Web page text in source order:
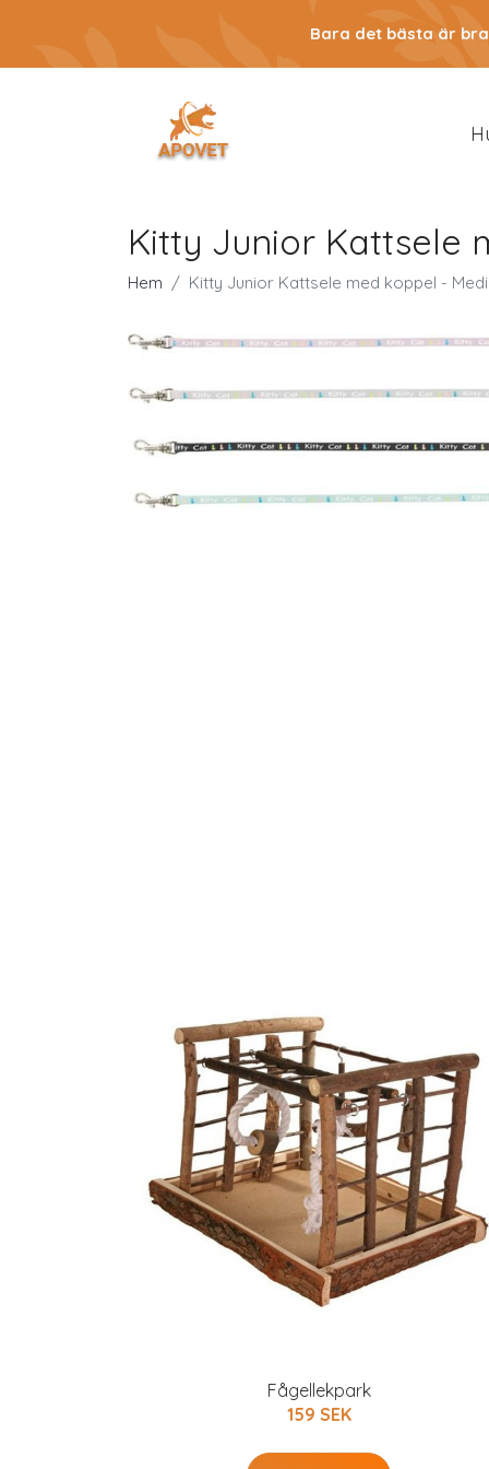
Bara det bästa är
Kitty Junior Kattsele
Hem Kitty Junior Kattsele med koppel -
Fågellekpark
159 SEK